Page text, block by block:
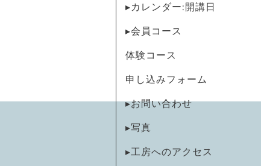
▸カレンダー:開講日
▸会員コース
体験コース
申し込みフォーム
▸お問い合わせ
▸写真
▸工房へのアクセス